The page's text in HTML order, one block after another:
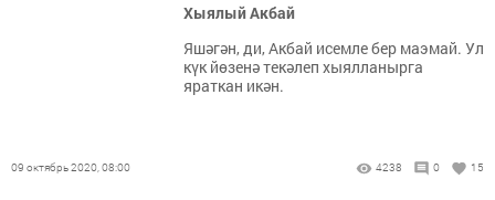
Хыялый Акбай
Яшәгән, ди, Акбай исемле бер маэмай. Ул
күк йөзенә текәлеп хыялланырга
яраткан икән.
09 октябрь 2020, 08:00 4238 0 15